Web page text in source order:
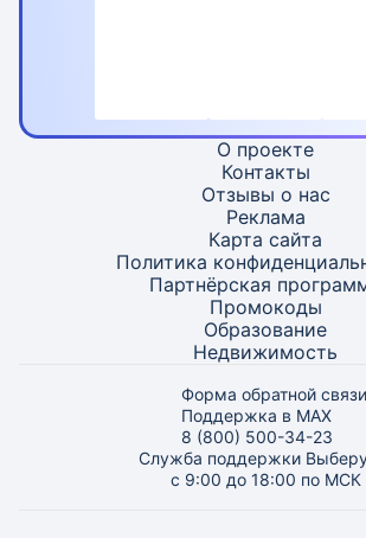
О проекте
Контакты
Отзывы о нас
Реклама
Карта сайта
Политика
Партнёрская
Промокоды
Образование
Недвижимость
Форма обратной связи
Поддержка в MAX
8 (800) 500-34-23
Служба поддержки
с 9:00 до 18:00 по МСК